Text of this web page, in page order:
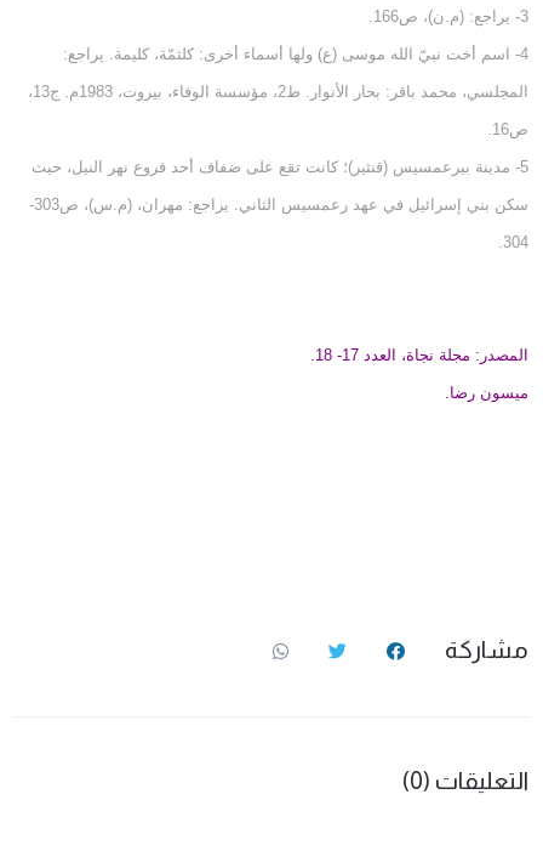
3- يراجع: (م.ن)، ص166.
4- اسم أخت نبيّ الله موسى (ع) ولها أسماء أخرى: كلثمّة، كليمة. يراجع:
المجلسي، محمد باقر: بحار الأنوار. ط2، مؤسسة الوفاء، بيروت، 1983م. ج13،
ص16.
5- مدينة بيرعمسيس (قنثير)؛ كانت تقع على ضفاف أحد فروع نهر النيل، حيث
سكن بني إسرائيل في عهد رعمسيس الثاني. يراجع: مهران، (م.س)، ص303-
304.
المصدر: مجلة نجاة، العدد 17- 18.
ميسون رضا.
مشاركة
التعليقات (0)